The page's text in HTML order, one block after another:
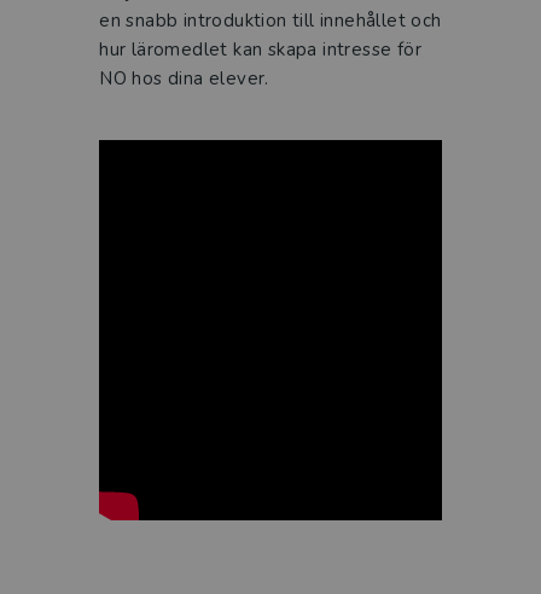
en snabb introduktion till innehållet och
hur läromedlet kan skapa intresse för
NO hos dina elever.